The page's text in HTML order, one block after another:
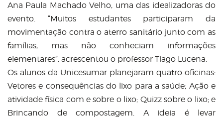
Ana Paula Machado Velho, uma das idealizadoras do
evento. “Muitos estudantes participaram da
movimentação contra o aterro sanitário junto com as
famílias, mas não conheciam informações
elementares”, acrescentou o professor Tiago Lucena.
Os alunos da Unicesumar planejaram quatro oficinas:
Vetores e consequências do lixo para a saúde; Ação e
atividade física com e sobre o lixo; Quizz sobre o lixo; e
Brincando de compostagem. A ideia é levar